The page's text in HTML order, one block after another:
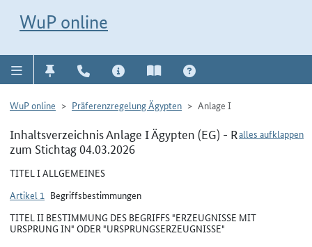
WuP online
WuP online Präferenzregelung Ägypten Anlage I
alles aufklappen
Inhaltsverzeichnis Anlage I Ägypten (EG) - R
zum Stichtag 04.03.2026
TITEL I ALLGEMEINES
Artikel 1 Begriffsbestimmungen
TITEL II BESTIMMUNG DES BEGRIFFS "ERZEUGNISSE MIT
URSPRUNG IN" ODER "URSPRUNGSERZEUGNISSE"